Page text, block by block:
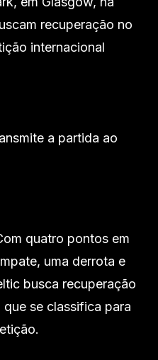
recuperação no
internacional
a partida ao
quatro pontos em
uma derrota e
busca recuperação
se classifica para